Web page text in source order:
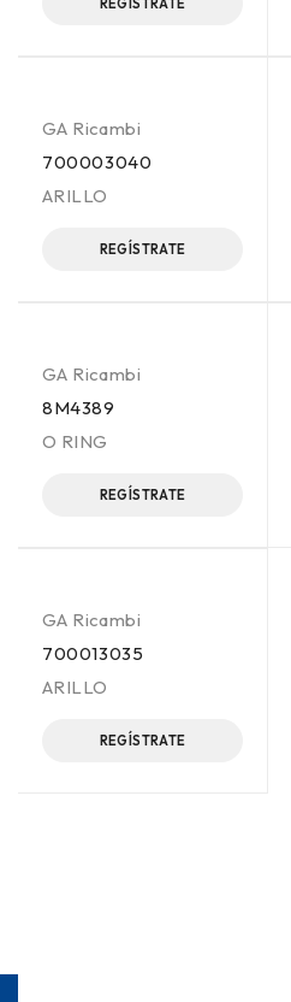
REGÍSTRATE
GA Ricambi
700003040
ARILLO
REGÍSTRATE
GA Ricambi
8M4389
O RING
REGÍSTRATE
GA Ricambi
700013035
ARILLO
REGÍSTRATE